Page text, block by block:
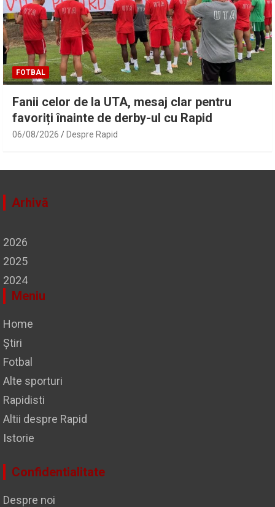
FOTBAL
Fanii celor de la UTA, mesaj clar pentru
favoriți înainte de derby-ul cu Rapid
06/08/2026 Despre Rapid
Arhivă
2026
2025
2024
Meniu
Home
Știri
Fotbal
Alte sporturi
Rapidisti
Altii despre Rapid
Istorie
Confidentialitate
Despre noi